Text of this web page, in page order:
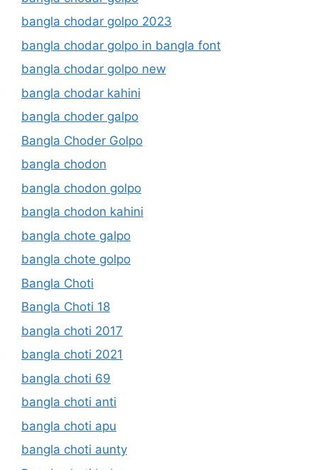
bangla chodar golpo 2023
bangla chodar golpo in bangla font
bangla chodar golpo new
bangla chodar kahini
bangla choder galpo
Bangla Choder Golpo
bangla chodon
bangla chodon golpo
bangla chodon kahini
bangla chote galpo
bangla chote golpo
Bangla Choti
Bangla Choti 18
bangla choti 2017
bangla choti 2021
bangla choti 69
bangla choti anti
bangla choti apu
bangla choti aunty